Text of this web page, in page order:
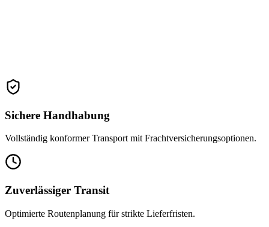
Sichere Handhabung
Vollständig konformer Transport mit Frachtversicherungsoptionen.
Zuverlässiger Transit
Optimierte Routenplanung für strikte Lieferfristen.